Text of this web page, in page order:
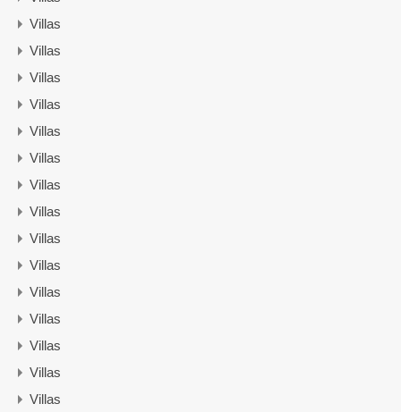
Villas
Villas
Villas
Villas
Villas
Villas
Villas
Villas
Villas
Villas
Villas
Villas
Villas
Villas
Villas